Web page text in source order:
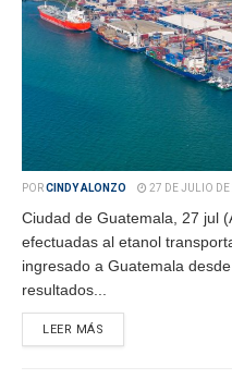
PORCINDY ALONZO 27 DE JULIO
Ciudad de Guatemala, 27 jul
efectuadas al etanol
ingresado a Guatemala
resultados...
LEER MÁS